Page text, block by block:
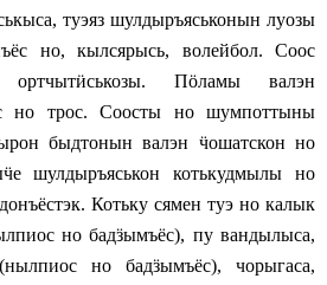
туэяз шулдыръяськонын луозы
но, кылсярысь, волейбол. Соос
ӥськозы. Пӧламы валэн
но трос. Соосты но шумпоттыны
быдтонын валэн ӵошатскон но
ӵе шулдыръяськон котькудмылы но
Котьку сямен туэ но калык
но бадӟымъёс), пу вандылыса,
но бадӟымъёс), чорыгаса,